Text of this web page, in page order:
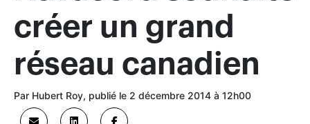
créer un grand
réseau canadien
Par Hubert Roy, publié le 2 décembre 2014 à 12h00